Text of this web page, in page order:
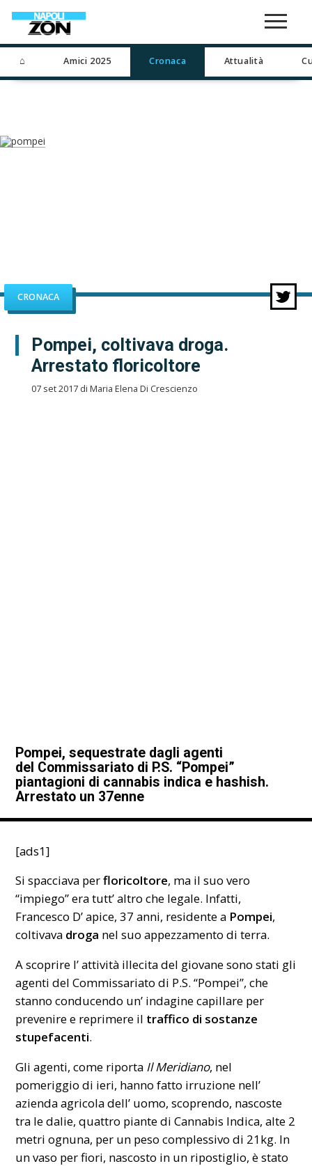
⌂ Amici 2025 Cronaca Attualità
CRONACA
Pompei, coltivava droga.
Arrestato floricoltore
07 set 2017 di Maria Elena Di Crescienzo
Pompei, sequestrate dagli agenti
del Commissariato di P.S. “Pompei”
piantagioni di cannabis indica e hashish.
Arrestato un 37enne
[ads1]
Si spacciava perfloricoltore, ma il suo vero
“impiego” era tutt’ altro che legale. Infatti,
Francesco D’ apice, 37 anni, residente a Pompei,
coltivava droga nel suo appezzamento di terra.
A scoprire l’ attività illecita del giovane sono stati gli
agenti del Commissariato di P.S. “Pompei”, che
stanno conducendo un’ indagine capillare per
prevenire e reprimere il traffico di sostanze
stupefacenti.
Gli agenti, come riporta Il Meridiano, nel
pomeriggio di ieri, hanno fatto irruzione nell’
azienda agricola dell’ uomo, scoprendo, nascoste
tra le dalie, quattro piante di Cannabis Indica, alte 2
metri ognuna, per un peso complessivo di 21kg. In
un vaso per fiori, nascosto in un ripostiglio, è stato